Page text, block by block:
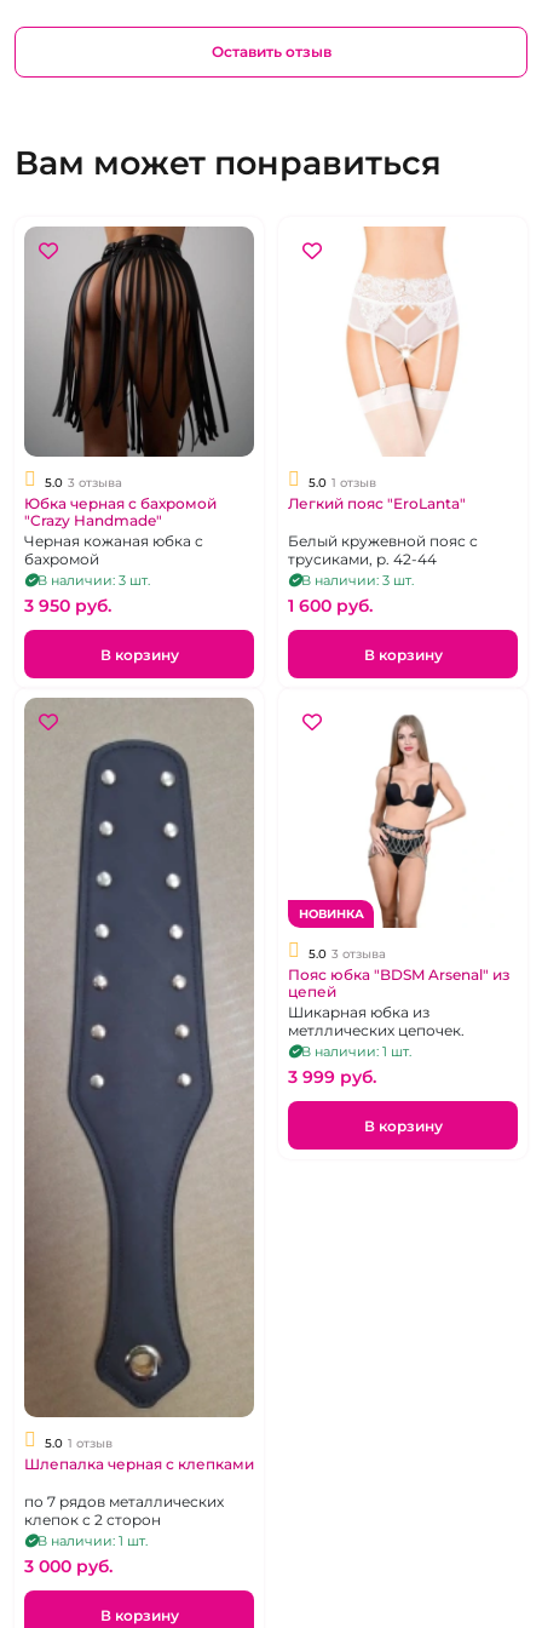
Оставить отзыв
Вам может понравиться
5.0 3 отзыва
Юбка черная с бахромой
"Crazy Handmade"
Черная кожаная юбка с
бахромой
В наличии: 3 шт.
3 950 pуб.
В корзину
5.0 1 отзыв
Легкий пояс "EroLanta"
Белый кружевной пояс с
трусиками, р. 42-44
В наличии: 3 шт.
1 600 pуб.
В корзину
5.0 1 отзыв
Шлепалка черная с клепками
по 7 рядов металлических
клепок с 2 сторон
В наличии: 1 шт.
3 000 pуб.
В корзину
НОВИНКА
5.0 3 отзыва
Пояс юбка "BDSM Arsenal" из
цепей
Шикарная юбка из
метллических цепочек.
В наличии: 1 шт.
3 999 pуб.
В корзину